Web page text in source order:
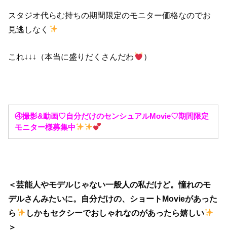
スタジオ代らむ持ちの期間限定のモニター価格なのでお
見逃しなく
これ↓↓↓（本当に盛りだくさんだわ ）
④撮影&動画♡自分だけのセンシュアルMovie♡期間限定
モニター様募集中
＜芸能人やモデルじゃない一般人の私だけど。憧れのモ
デルさんみたいに。自分だけの、ショートMovieがあった
ら
しかもセクシーでおしゃれなのがあったら嬉しい
＞